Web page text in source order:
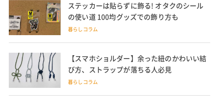
ステッカーは貼らずに飾る! オタクのシール
の使い道 100均グッズでの飾り方も
暮らしコラム
【スマホショルダー】余った紐のかわいい結
び方、ストラップが落ちる人必見
暮らしコラム